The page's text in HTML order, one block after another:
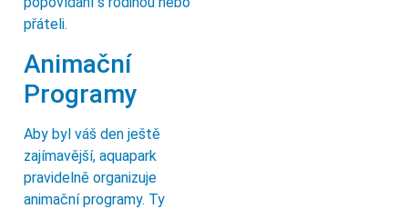
přáteli.
Animační
Programy
Aby byl váš den ještě
zajímavější, aquapark
pravidelně organizuje
animační programy. Ty